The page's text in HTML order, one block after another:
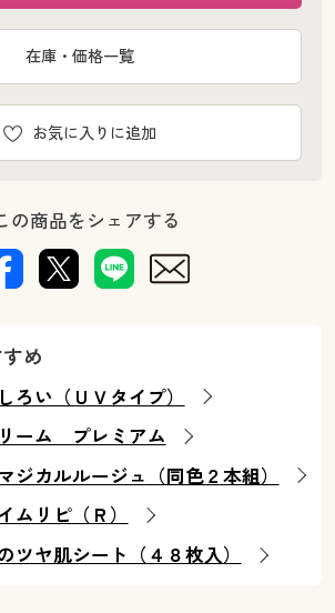
お気に入りに追加
在庫・価格一覧
の商品をシェアする
め
ろい（ＵＶタイプ）
ーム プレミアム
ジカルルージュ（同色２本組）
リピ（Ｒ）
ツヤ肌シート（４８枚入）